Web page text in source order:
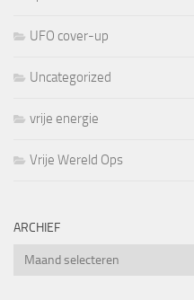
UFO cover-up
Uncategorized
vrije energie
Vrije Wereld Ops
ARCHIEF
Archief